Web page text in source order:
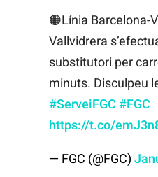
🟠Línia Barcelona-
Vallvidrera
substitutori per
minuts. Disculpeu
#ServeiFGC #FGC
https://t.co/
— FGC (@FGC)